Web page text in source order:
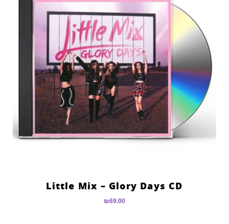
Little Mix – Glory Days CD
₪69.00